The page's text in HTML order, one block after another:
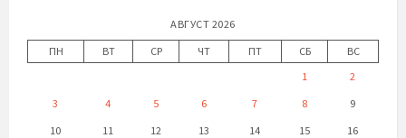
АВГУСТ 2026
ПН
ВТ СР ЧТ ПТ СБ
ВС
1
2
3
4 5 6 7 8
9
10
11 12 13 14 15
16